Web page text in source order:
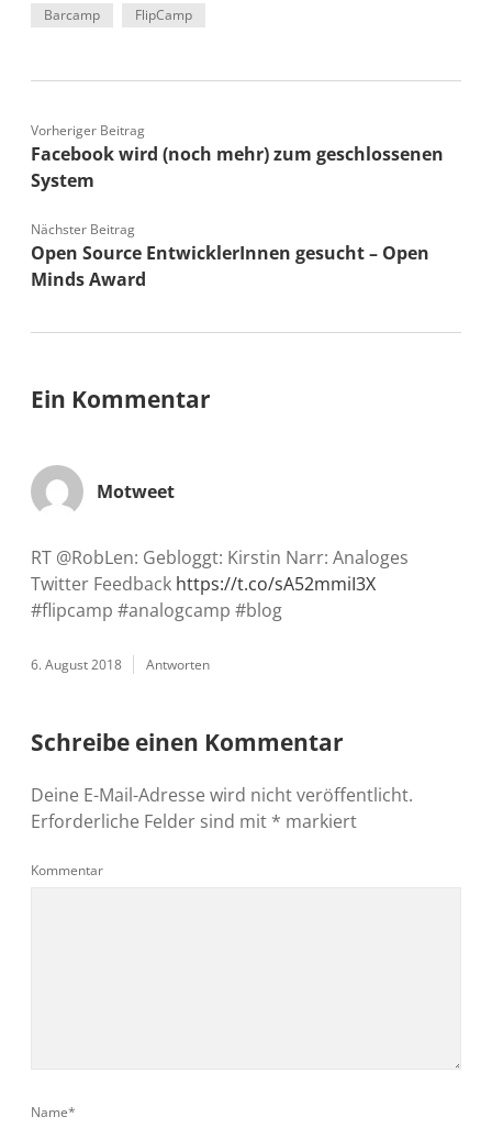
Barcamp FlipCamp
Vorheriger Beitrag
Facebook wird (noch mehr) zum geschlossenen
System
Nächster Beitrag
Open Source EntwicklerInnen gesucht – Open
Minds Award
Ein Kommentar
Motweet
RT @RobLen: Gebloggt: Kirstin Narr: Analoges
Twitter Feedback https://t.co/sA52mmiI3X
#flipcamp #analogcamp #blog
6. August 2018 Antworten
Schreibe einen Kommentar
Deine E-Mail-Adresse wird nicht veröffentlicht.
Erforderliche Felder sind mit * markiert
Kommentar
Name*